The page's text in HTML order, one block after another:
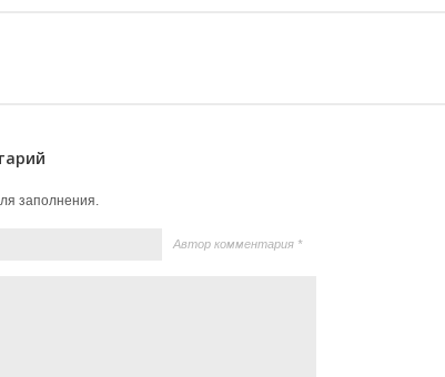
заполнения.
Автор комментария *